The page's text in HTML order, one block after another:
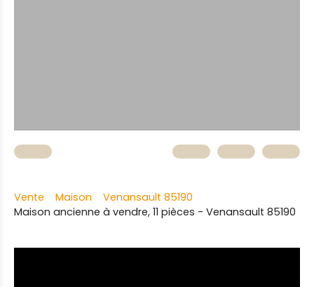
Vente Maison
Venansault 85190
Maison ancienne à vendre, 11 pièces - Venansault 85190